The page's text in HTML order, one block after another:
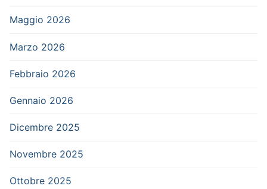
Maggio 2026
Marzo 2026
Febbraio 2026
Gennaio 2026
Dicembre 2025
Novembre 2025
Ottobre 2025